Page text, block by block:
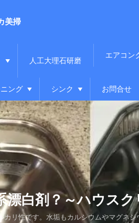
美掃
人工大理石研磨
エアコン
ング シンク お問合せ
漂白剤？～ハウス
リ性です。水垢もカルシウムやマグネ